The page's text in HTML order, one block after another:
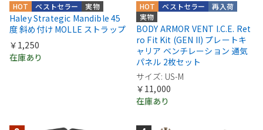
実物
ベストセラー
HOT
Haley Strategic Mandible 45
度 斜め付け MOLLE ストラップ
￥1,250
在庫あり
実物
再入荷
ベストセラー
HOT
BODY ARMOR VENT I.C.E. Ret
ro Fit Kit (GEN II) プレートキ
ャリア ベンチレーション 通気
パネル 2枚セット
サイズ: US-M
￥11,000
在庫あり